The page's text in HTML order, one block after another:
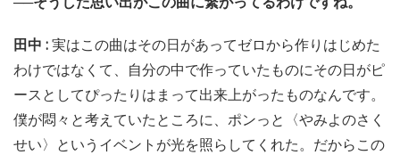
田中 :実はこの曲はその日があってゼロから作りはじめた
わけではなくて、自分の中で作っていたものにその日がピ
ースとしてぴったりはまって出来上がったものなんです。
僕が悶々と考えていたところに、ポンっと〈やみよのさく
せい〉というイベントが光を照らしてくれた。だからこの